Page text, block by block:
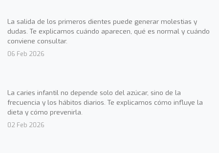
La salida de los primeros dientes puede generar molestias y
dudas. Te explicamos cuándo aparecen, qué es normal y cuándo
conviene consultar.
06 Feb 2026
La caries infantil no depende solo del azúcar, sino de la
frecuencia y los hábitos diarios. Te explicamos cómo influye la
dieta y cómo prevenirla.
02 Feb 2026